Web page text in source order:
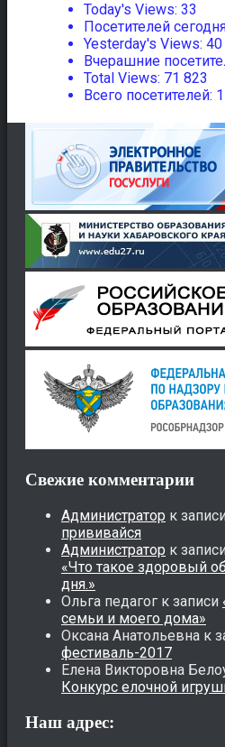
Today's Views: 33
Посетителей
Yesterday's Views: 40
Вчерашние
Total Views: 71 823
Всего посетителей:
Свежие комментарии
Администратор к записи
прививайся
Администратор к записи
«Что такое здоровый
дня.»
Ольга педагог к записи
семьи и моего дома»
Оксана Анатольевна к
фестиваль-2017
Елена Викторовна
Конкурс елочной
Наш адрес: